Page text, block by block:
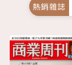
熱銷雜誌